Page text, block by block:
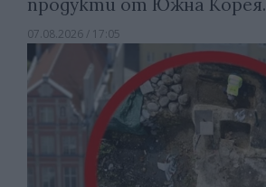
продукти от Южна Корея.
07.08.2026 / 17:05